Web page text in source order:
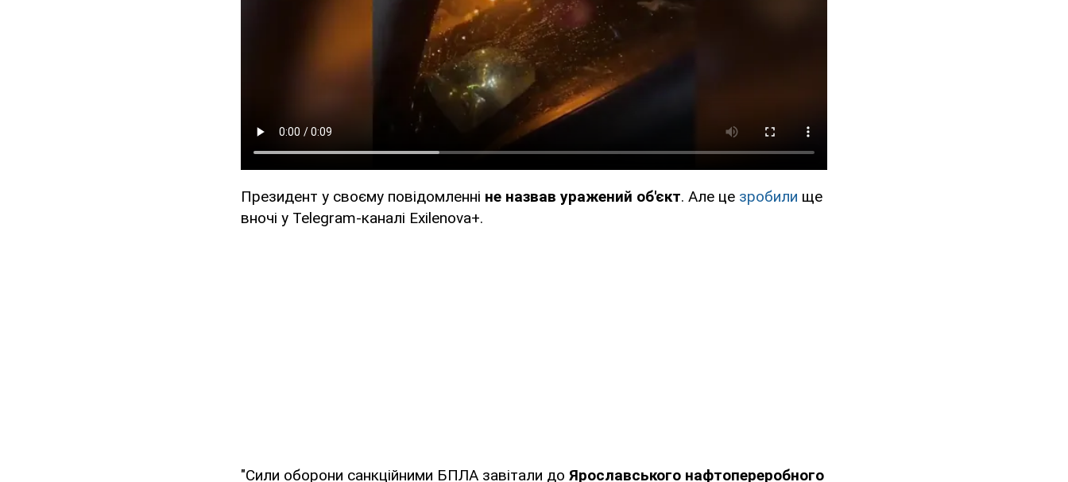
Президент у своєму повідомленні не назвав уражений об'єкт. Але це зробили ще
вночі у Telegram-каналі Exilenova+.
"Сили оборони санкційними БПЛА завітали до Ярославського нафтопереробного